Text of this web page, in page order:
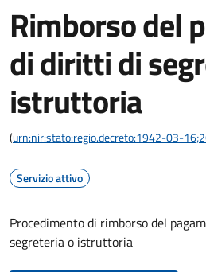
Rimborso del
di diritti di
istruttoria
(urn:nir:stato:regio.decreto:1942-03-
Servizio attivo
Procedimento di rimborso del
segreteria o istruttoria